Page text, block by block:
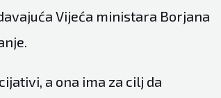
Vijeća ministara Borjana
a ona ima za cilj da